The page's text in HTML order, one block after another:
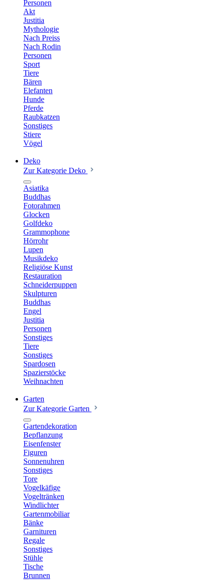
Personen
Akt
Justitia
Mythologie
Nach Preiss
Nach Rodin
Personen
Sport
Tiere
Bären
Elefanten
Hunde
Pferde
Raubkatzen
Sonstiges
Stiere
Vögel
Deko
Zur Kategorie Deko
Asiatika
Buddhas
Fotorahmen
Glocken
Golfdeko
Grammophone
Hörrohr
Lupen
Musikdeko
Religiöse Kunst
Restauration
Schneiderpuppen
Skulpturen
Buddhas
Engel
Justitia
Personen
Sonstiges
Tiere
Sonstiges
Spardosen
Spazierstöcke
Weihnachten
Garten
Zur Kategorie Garten
Gartendekoration
Bepflanzung
Eisenfenster
Figuren
Sonnenuhren
Sonstiges
Tore
Vogelkäfige
Vogeltränken
Windlichter
Gartenmobiliar
Bänke
Garnituren
Regale
Sonstiges
Stühle
Tische
Brunnen